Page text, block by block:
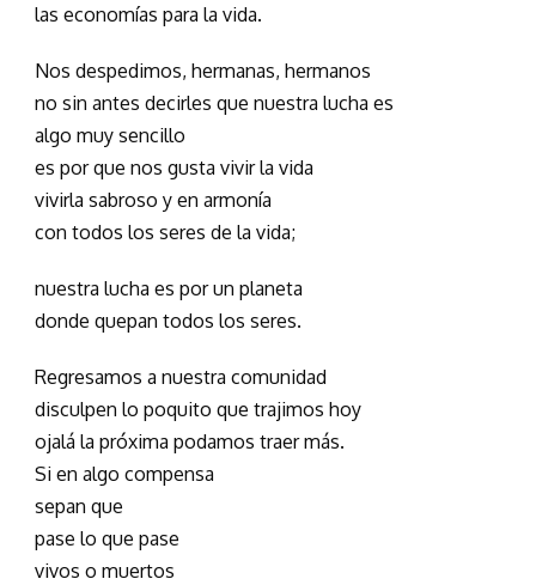
las economías para la vida.
Nos despedimos, hermanas, hermanos
no sin antes decirles que nuestra lucha es
algo muy sencillo
es por que nos gusta vivir la vida
vivirla sabroso y en armonía
con todos los seres de la vida;
nuestra lucha es por un planeta
donde quepan todos los seres.
Regresamos a nuestra comunidad
disculpen lo poquito que trajimos hoy
ojalá la próxima podamos traer más.
Si en algo compensa
sepan que
pase lo que pase
vivos o muertos